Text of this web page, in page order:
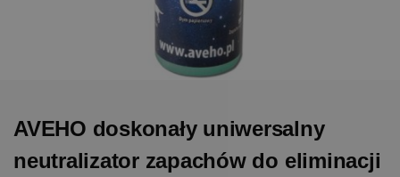
AVEHO doskonały uniwersalny
neutralizator zapachów do eliminacji